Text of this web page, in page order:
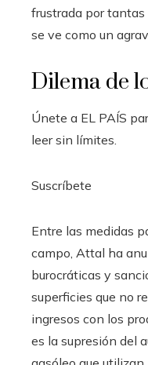
frustrada por
se ve como un
Dilema de
Únete a EL PAÍS
leer sin límites.
Suscríbete
Entre las medidas
campo, Attal ha
burocráticas y
superficies que no
ingresos con los
es la supresión del